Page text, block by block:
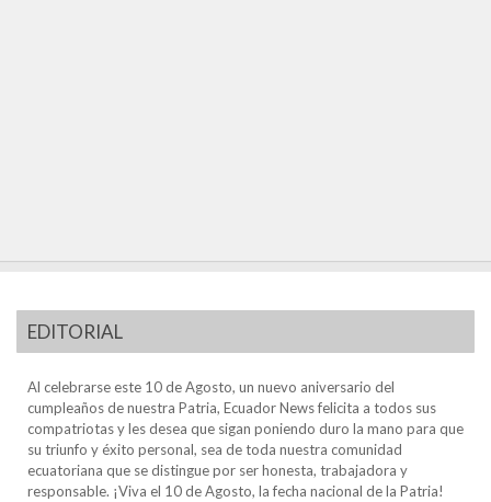
EDITORIAL
Al celebrarse este 10 de Agosto, un nuevo aniversario del
cumpleaños de nuestra Patria, Ecuador News felicita a todos sus
compatriotas y les desea que sigan poniendo duro la mano para que
su triunfo y éxito personal, sea de toda nuestra comunidad
ecuatoriana que se distingue por ser honesta, trabajadora y
responsable. ¡Viva el 10 de Agosto, la fecha nacional de la Patria!